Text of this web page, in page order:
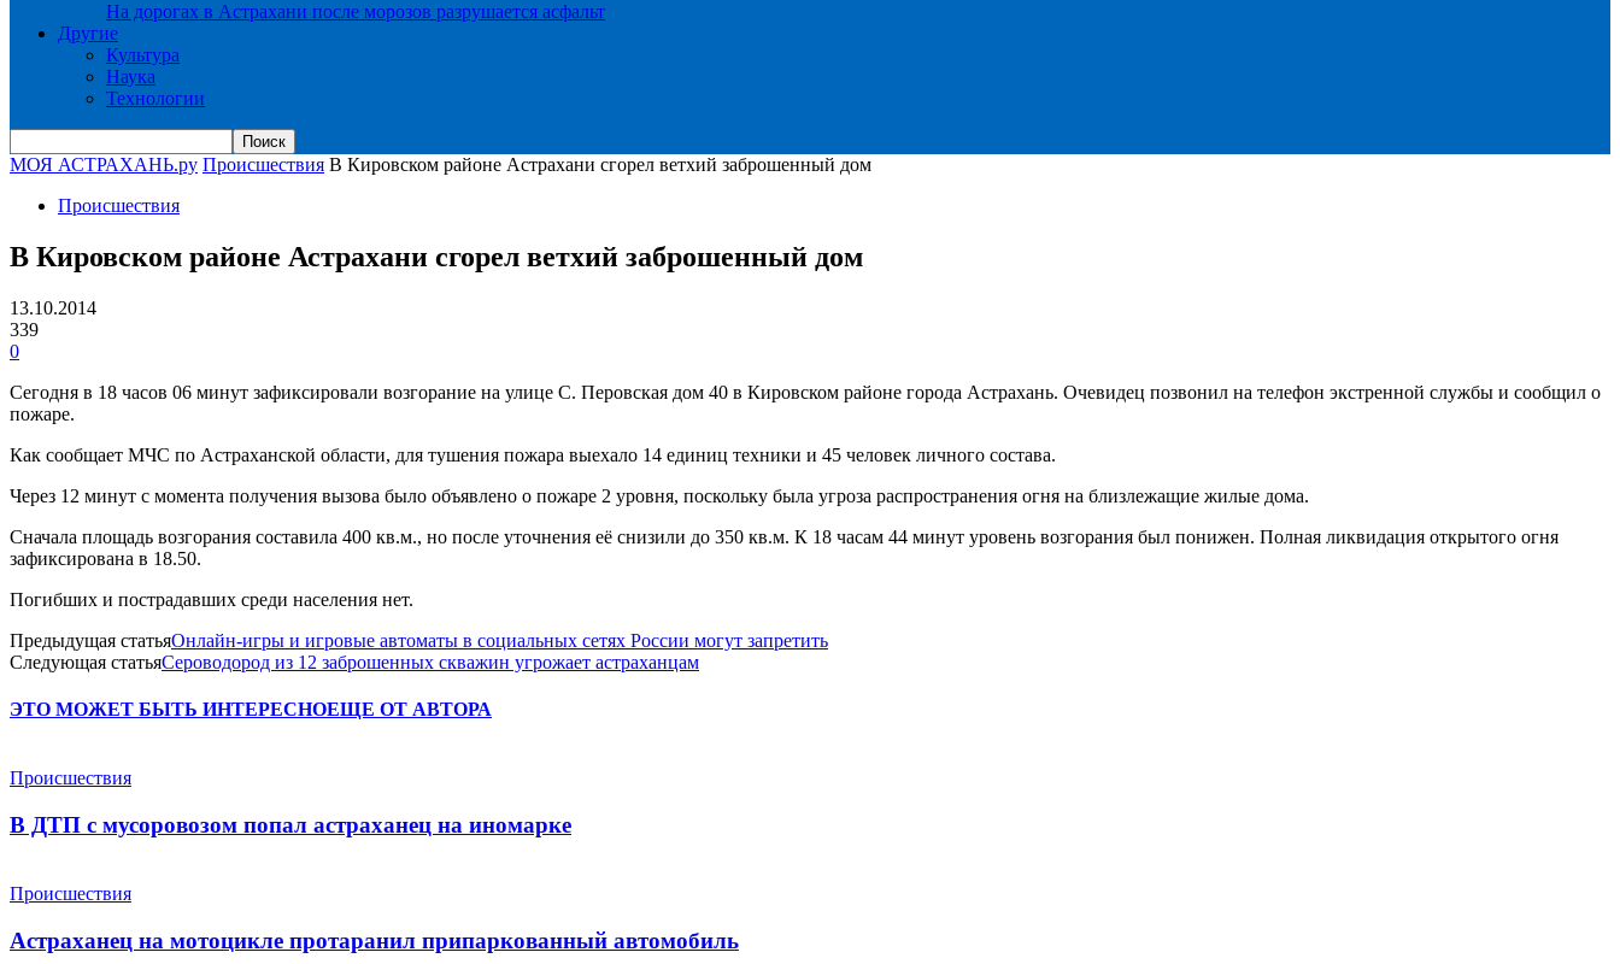
На дорогах в Астрахани после морозов разрушается асфальт
Другие
Культура
Наука
Технологии
МОЯ АСТРАХАНЬ.ру Происшествия В Кировском районе Астрахани сгорел ветхий заброшенный дом
Происшествия
В Кировском районе Астрахани сгорел ветхий заброшенный дом
13.10.2014
339
0
Сегодня в 18 часов 06 минут зафиксировали возгорание на улице С. Перовская дом 40 в Кировском районе города Астрахань. Очевидец позвонил на телефон экстренной службы и сообщил о
пожаре.
Как сообщает МЧС по Астраханской области, для тушения пожара выехало 14 единиц техники и 45 человек личного состава.
Через 12 минут с момента получения вызова было объявлено о пожаре 2 уровня, поскольку была угроза распространения огня на близлежащие жилые дома.
Сначала площадь возгорания составила 400 кв.м., но после уточнения её снизили до 350 кв.м. К 18 часам 44 минут уровень возгорания был понижен. Полная ликвидация открытого огня
зафиксирована в 18.50.
Погибших и пострадавших среди населения нет.
Предыдущая статьяОнлайн-игры и игровые автоматы в социальных сетях России могут запретить
Следующая статьяСероводород из 12 заброшенных скважин угрожает астраханцам
ЭТО МОЖЕТ БЫТЬ ИНТЕРЕСНОЕЩЕ ОТ АВТОРА
Происшествия
В ДТП с мусоровозом попал астраханец на иномарке
Происшествия
Астраханец на мотоцикле протаранил припаркованный автомобиль